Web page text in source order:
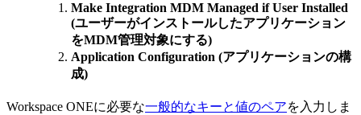
Make Integration MDM Managed if User Installed
(ユーザーがインストールしたアプリケーション
をMDM管理対象にする)
Application Configuration (アプリケーションの構
成)
Workspace ONEに必要な一般的なキーと値のペアを入力しま